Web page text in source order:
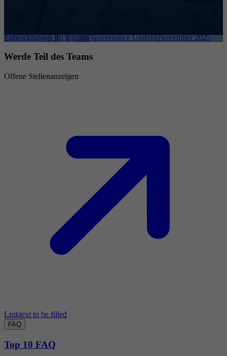
Entwicklungen im Internet Governance Umfeld November 2025
Werde Teil des Teams
Offene Stellenanzeigen
Linktext to be filled
FAQ
Top 10 FAQ